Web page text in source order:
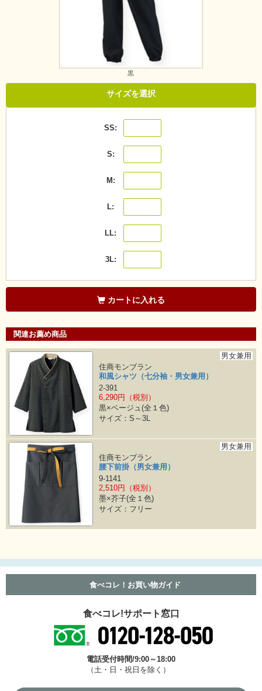
黒
サイズを選択
SS
S
M
L
LL
3L
カートに入れる
関連お薦め商品
男女兼用
住商モンブラン
和風シャツ（七分袖・男女兼用）
2-391
6,290円（税別）
黒×ベージュ(全１色)
サイズ：S～3L
男女兼用
住商モンブラン
腰下前掛（男女兼用）
9-1141
2,510円（税別）
墨×芥子(全１色)
サイズ：フリー
食べコレ！お買い物ガイド
食べコレ!サポート窓口
電話受付時間/9:00～18:00
（土・日・祝日を除く）